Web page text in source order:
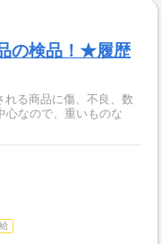
の検品！★履歴
る商品に傷、不良、数